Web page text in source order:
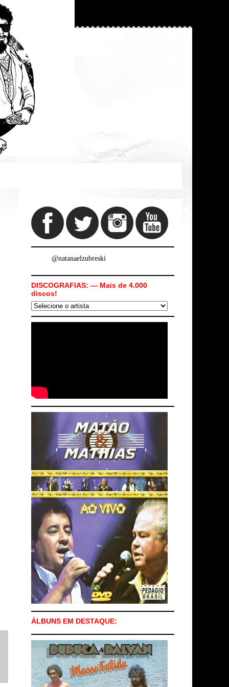
@natanaelzubreski
DISCOGRAFIAS: — Mais de 4.000
discos!
ÁLBUNS EM DESTAQUE: